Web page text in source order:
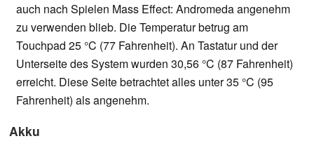
auch nach Spielen Mass Effect: Andromeda angenehm
zu verwenden blieb. Die Temperatur betrug am
Touchpad 25 °C (77 Fahrenheit). An Tastatur und der
Unterseite des System wurden 30,56 °C (87 Fahrenheit)
erreicht. Diese Seite betrachtet alles unter 35 °C (95
Fahrenheit) als angenehm.
Akku